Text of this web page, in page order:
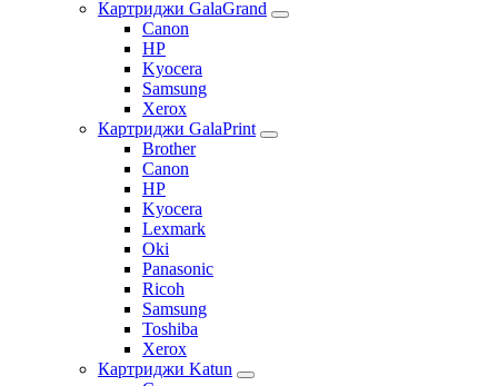
Картриджи GalaGrand
Canon
HP
Kyocera
Samsung
Xerox
Картриджи GalaPrint
Brother
Canon
HP
Kyocera
Lexmark
Oki
Panasonic
Ricoh
Samsung
Toshiba
Xerox
Картриджи Katun